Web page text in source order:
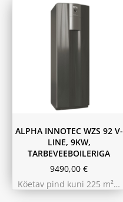
ALPHA INNOTEC WZS 92 V-
LINE, 9KW,
TARBEVEEBOILERIGA
9490,00 €
Köetav pind kuni 225 m²…